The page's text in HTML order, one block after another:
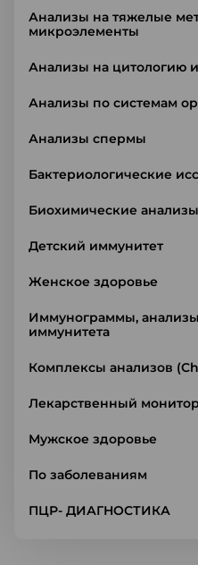
Анализы на тяжелые
микроэлементы
Анализы на цитологию
Анализы по системам
Анализы спермы
Бактериологические
Биохимические анализы
Детский иммунитет
Женское здоровье
Иммунограммы,
иммунитета
Комплексы анализов
Лекарственный
Мужское здоровье
По заболеваниям
ПЦР- ДИАГНОСТИКА